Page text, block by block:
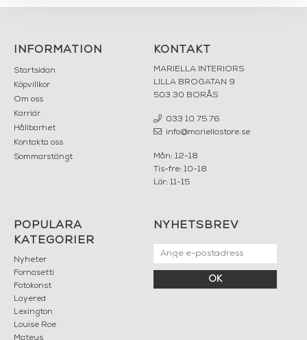
INFORMATION
Startsidan
Köpvillkor
Om oss
Karriär
Hållbarhet
Kontakta oss
Sommarstängt
KONTAKT
MARIELLA INTERIORS
LILLA BROGATAN 9
503 30 BORÅS
033 10 75 76
info@mariellastore.se
Mån: 12-18
Tis-fre: 10-18
Lör: 11-15
POPULÄRA
KATEGORIER
Nyheter
Fornasetti
Fotokonst
Layered
Lexington
Louise Roe
Mateus
NYHETSBREV
OK